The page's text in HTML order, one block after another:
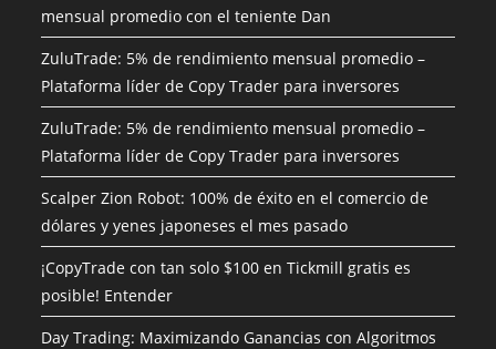
mensual promedio con el teniente Dan
ZuluTrade: 5% de rendimiento mensual promedio –
Plataforma líder de Copy Trader para inversores
ZuluTrade: 5% de rendimiento mensual promedio –
Plataforma líder de Copy Trader para inversores
Scalper Zion Robot: 100% de éxito en el comercio de
dólares y yenes japoneses el mes pasado
¡CopyTrade con tan solo $100 en Tickmill gratis es
posible! Entender
Day Trading: Maximizando Ganancias con Algoritmos